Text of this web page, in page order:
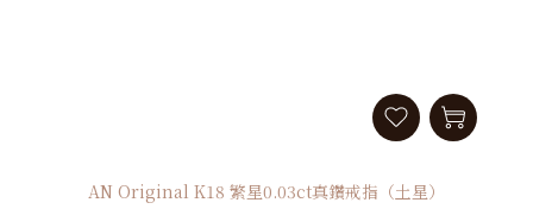
AN Original K18 繁星0.03ct真鑽戒指（土星）